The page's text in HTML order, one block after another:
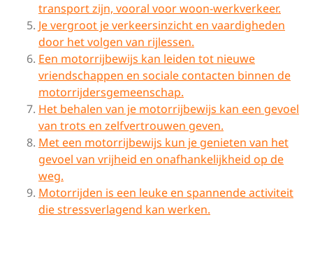
transport zijn, vooral voor woon-werkverkeer.
Je vergroot je verkeersinzicht en vaardigheden
door het volgen van rijlessen.
Een motorrijbewijs kan leiden tot nieuwe
vriendschappen en sociale contacten binnen de
motorrijdersgemeenschap.
Het behalen van je motorrijbewijs kan een gevoel
van trots en zelfvertrouwen geven.
Met een motorrijbewijs kun je genieten van het
gevoel van vrijheid en onafhankelijkheid op de
weg.
Motorrijden is een leuke en spannende activiteit
die stressverlagend kan werken.